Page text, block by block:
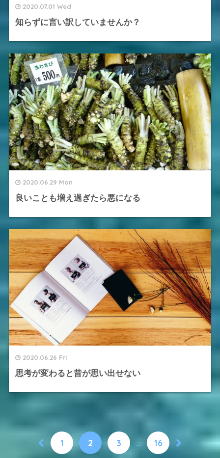
2020.07.01 Wed
知らずに言い訳していませんか？
2020.06.29 Mon
良いことも増え過ぎたら悪になる
2020.06.26 Fri
思考が変わると昔が思い出せない
1 2 3 … 16